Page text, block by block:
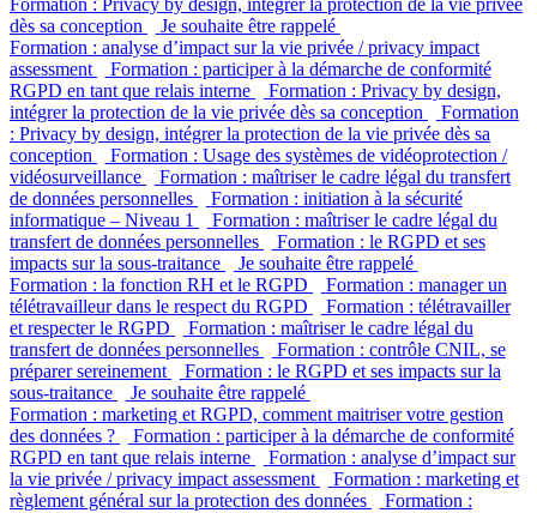
Formation : Privacy by design, intégrer la protection de la vie privée
dès sa conception
Je souhaite être rappelé
Formation : analyse d’impact sur la vie privée / privacy impact
assessment
Formation : participer à la démarche de conformité
RGPD en tant que relais interne
Formation : Privacy by design,
intégrer la protection de la vie privée dès sa conception
Formation
: Privacy by design, intégrer la protection de la vie privée dès sa
conception
Formation : Usage des systèmes de vidéoprotection /
vidéosurveillance
Formation : maîtriser le cadre légal du transfert
de données personnelles
Formation : initiation à la sécurité
informatique – Niveau 1
Formation : maîtriser le cadre légal du
transfert de données personnelles
Formation : le RGPD et ses
impacts sur la sous-traitance
Je souhaite être rappelé
Formation : la fonction RH et le RGPD
Formation : manager un
télétravailleur dans le respect du RGPD
Formation : télétravailler
et respecter le RGPD
Formation : maîtriser le cadre légal du
transfert de données personnelles
Formation : contrôle CNIL, se
préparer sereinement
Formation : le RGPD et ses impacts sur la
sous-traitance
Je souhaite être rappelé
Formation : marketing et RGPD, comment maitriser votre gestion
des données ?
Formation : participer à la démarche de conformité
RGPD en tant que relais interne
Formation : analyse d’impact sur
la vie privée / privacy impact assessment
Formation : marketing et
règlement général sur la protection des données
Formation :